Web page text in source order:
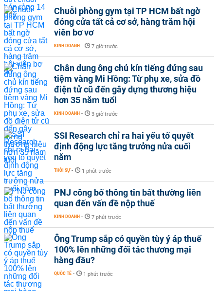
Chuỗi phòng gym tại TP HCM bất ngờ
đóng cửa tất cả cơ sở, hàng trăm hội
viên bơ vơ
KINH DOANH - 7 giờ trước
Chân dung ông chủ kín tiếng đứng sau
tiệm vàng Mi Hồng: Từ phụ xe, sửa đồ
điện tử cũ đến gây dựng thương hiệu
hơn 35 năm tuổi
KINH DOANH - 3 giờ trước
SSI Research chỉ ra hai yếu tố quyết
định động lực tăng trưởng nửa cuối
năm
THỜI SỰ - 1 phút trước
PNJ công bố thông tin bất thường liên
quan đến vấn đề nộp thuế
KINH DOANH - 7 phút trước
Ông Trump sắp có quyền tùy ý áp thuế
100% lên những đối tác thương mại
hàng đầu?
QUỐC TẾ - 1 phút trước